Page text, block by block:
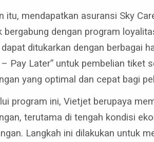
itu, mendapatkan asuransi Sky
bergabung dengan program
ditukarkan dengan berbagai
Pay Later” untuk pembelian tiket
yang optimal dan cepat bagi
program ini, Vietjet berupaya
terutama di tengah kondisi
Langkah ini dilakukan untuk